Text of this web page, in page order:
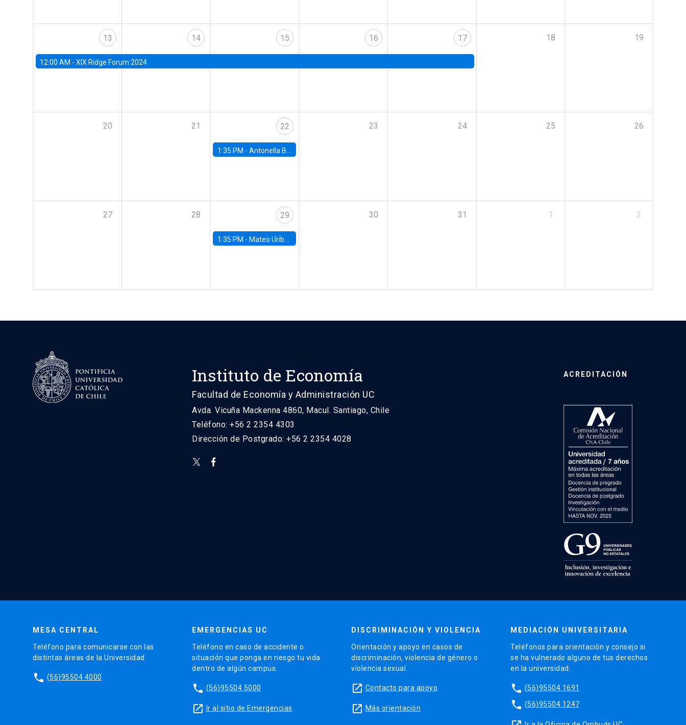
13
12:00 AM - XIX Ridge Forum 2024
14 15 16 17 18 19
20 21 22
1:35 PM -Antonella Bancalari, Institute for Fiscal Studies (IFS) and Research Associate at University College London (UCL)
23 24 25 26
27 28 29
1:35 PM - Mateo Uribe-Castro, Universidad de los Andes (Colombia)
30 31 1 2
Instituto de Economía
Facultad de Economía y Administración UC
Avda. Vicuña Mackenna 4860, Macul. Santiago, Chile
Teléfono: +56 2 2354 4303
Dirección de Postgrado: +56 2 2354 4028
ACREDITACIÓN
MESA CENTRAL
Teléfono para comunicarse con las
distintas áreas de la Universidad.
phone (56)95504 4000
EMERGENCIAS UC
Teléfono en caso de accidente o
situación que ponga en riesgo tu vida
dentro de algún campus.
phone (56)95504 5000
launch Ir al sitio de Emergencias
DISCRIMINACIÓN Y VIOLENCIA
Orientación y apoyo en casos de
discriminación, violencia de género o
violencia sexual.
launch Contacto para apoyo
launch Más orientación
MEDIACIÓN UNIVERSITARIA
Teléfonos para orientación y consejo si
se ha vulnerado alguno de tus derechos
en la universidad.
phone (56)95504 1691
phone (56)95504 1247